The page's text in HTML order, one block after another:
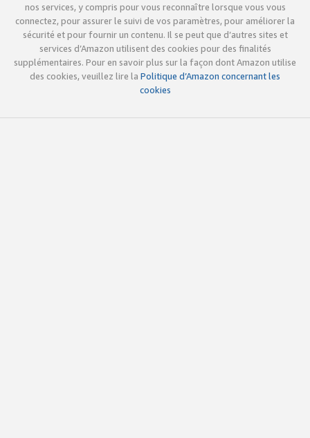
nos services, y compris pour vous reconnaître lorsque vous vous
connectez, pour assurer le suivi de vos paramètres, pour améliorer la
sécurité et pour fournir un contenu. Il se peut que d’autres sites et
services d’Amazon utilisent des cookies pour des finalités
supplémentaires. Pour en savoir plus sur la façon dont Amazon utilise
des cookies, veuillez lire la Politique d’Amazon concernant les
cookies